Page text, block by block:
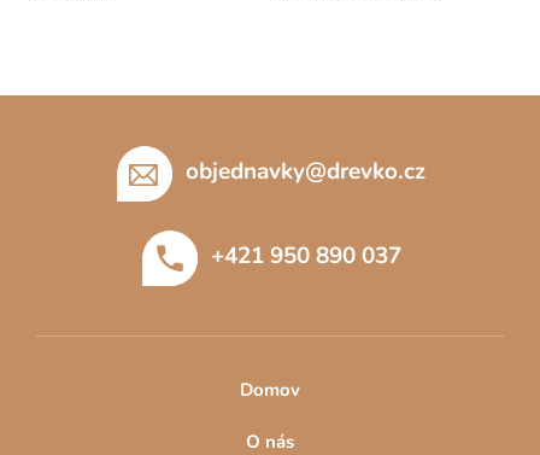
objednavky@drevko.cz
+421 950 890 037
Domov
O nás